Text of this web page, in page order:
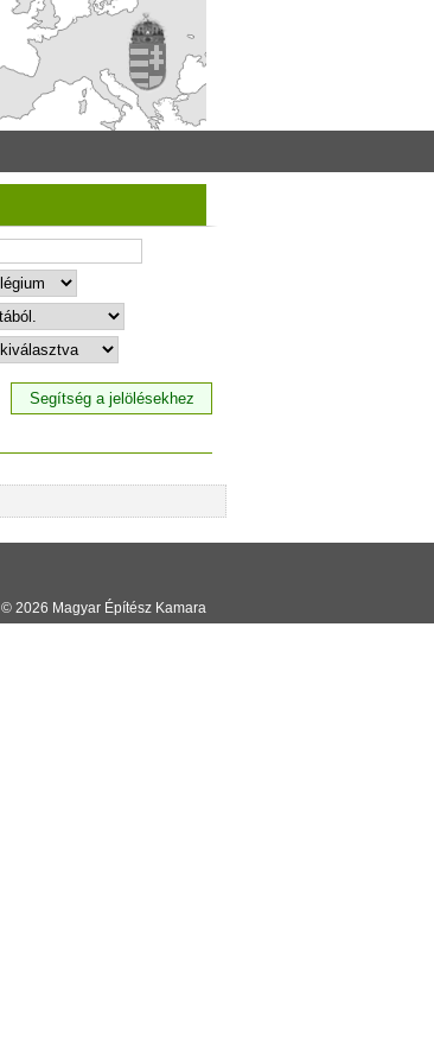
© 2026 Magyar Építész Kamara